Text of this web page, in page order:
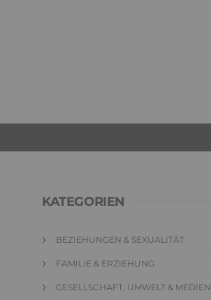
KATEGORIEN
BEZIEHUNGEN & SEXUALITÄT
FAMILIE & ERZIEHUNG
GESELLSCHAFT, UMWELT & MEDIEN